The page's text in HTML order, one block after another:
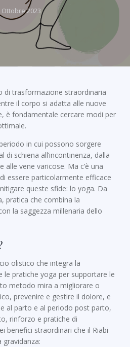
Ottobre 2023
di trasformazione straordinaria
il corpo si adatta alle nuove
è fondamentale cercare modi per
in cui possono sorgere
di schiena all’incontinenza, dalla
alle vene varicose. Ma c’è una
essere particolarmente efficace
queste sfide: lo yoga. Da
pratica che combina la
la saggezza millenaria dello
olistico che integra la
le pratiche yoga per supportare le
metodo mira a migliorare o
prevenire e gestire il dolore, e
al parto e al periodo post parto,
rinforzo e pratiche di
benefici straordinari che il Riabi